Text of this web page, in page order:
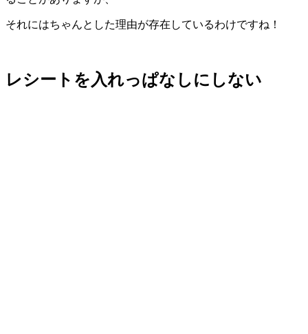
それにはちゃんとした理由が存在しているわけですね！
レシートを入れっぱなしにしない